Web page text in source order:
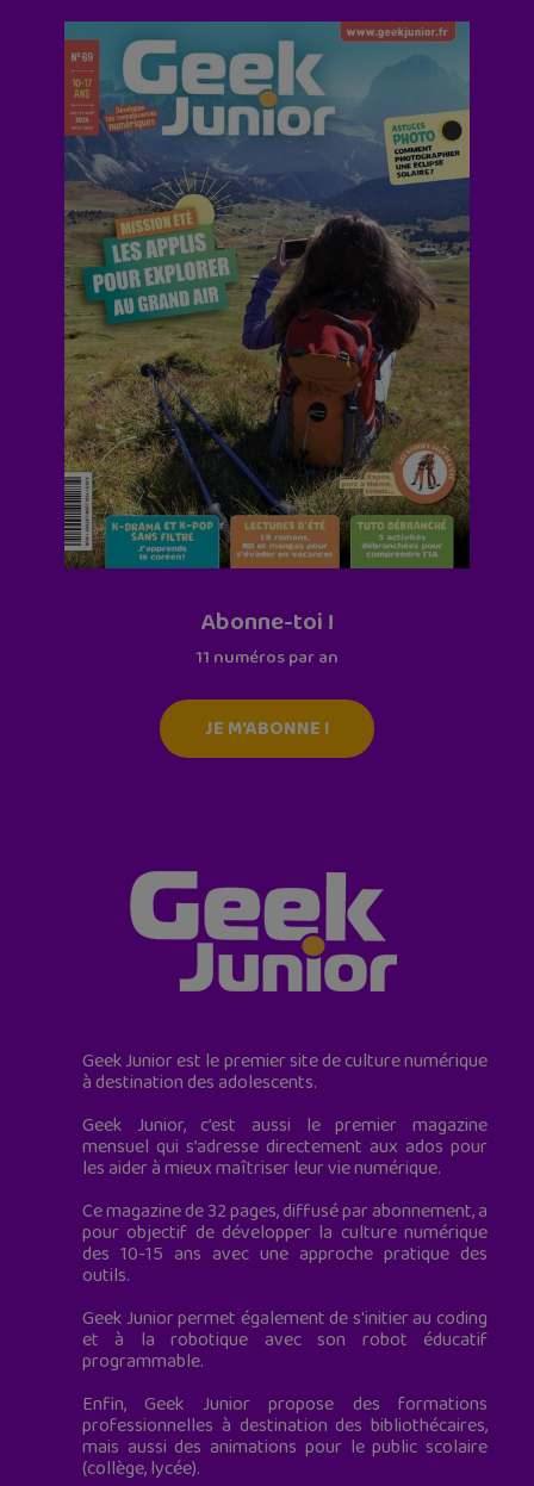
Abonne-toi !
11 numéros par an
JE M'ABONNE !
Geek Junior est le premier site de culture numérique
à destination des adolescents.
Geek Junior, c’est aussi le premier magazine
mensuel qui s’adresse directement aux ados pour
les aider à mieux maîtriser leur vie numérique.
Ce magazine de 32 pages, diffusé par abonnement, a
pour objectif de développer la culture numérique
des 10-15 ans avec une approche pratique des
outils.
Geek Junior permet également de s'initier au coding
et à la robotique avec son robot éducatif
programmable.
Enfin, Geek Junior propose des formations
professionnelles à destination des bibliothécaires,
mais aussi des animations pour le public scolaire
(collège, lycée).